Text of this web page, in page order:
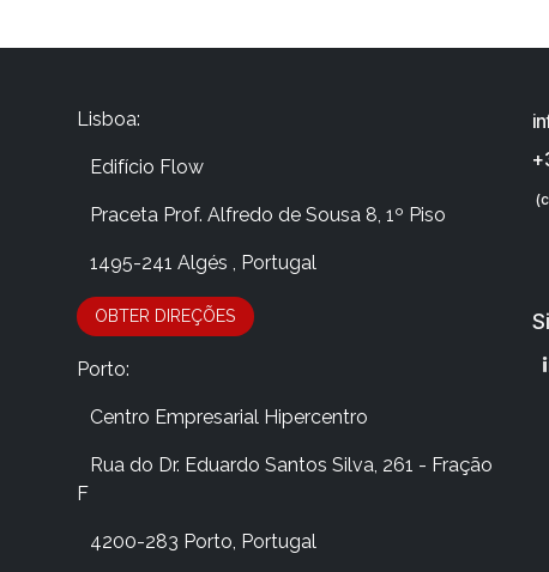
Lisboa:
Edifício Flow
​Praceta Prof. Alfredo de Sousa 8, 1º Piso
​ 1495-241 Algés , Portugal
OBTER DIRE​​​​​​​​Ç​​ÕES
Porto:
​Centro Empresarial Hipercentro
​Rua do Dr. Eduardo Santos Silva, 261 - Fração
F
​4200-283 Porto, Portugal